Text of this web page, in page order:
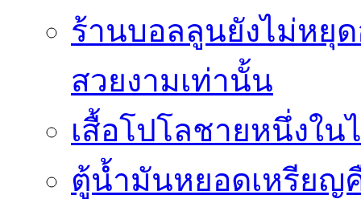
ร้านบอลลูนยังไม่หยุ
สวยงามเท่านั้น
เสื้อโปโลชายหนึ่งใ
ตู้น้ำมันหยอดเหรียญ